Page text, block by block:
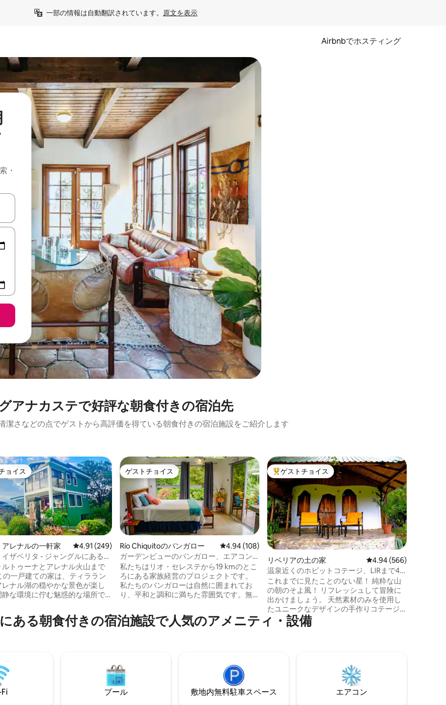
一部の情報は自動翻訳されています。 原文を表示
Airbnbでホスティング
・
移動するか、画面をタッチまたはスワイプして検索結果を確認することができます。
グアナカステで好評な朝食付きの宿泊先
潔さなどの点でゲストから高評価を得ている朝食付きの宿泊施設をご紹介します
中5.0つ星の平均評価
ョイス
ョイス
アレナルの一軒家 レビュー249件、5つ星中4.91つ星の平均評価
4.91 (249)
ザベリタ - ジャングルにある居
い隠れ家的な宿泊先（初日の朝
ルトゥーナとアレナル火山まで
の一戸建ての家は、ティララン
レナル湖の穏やかな景色が楽し
な環境に佇む魅惑的な場所で
ご用意しています！！ 2泊以上
の場合、初日の朝、最大4名様ま
ニング、温泉、雲霧林、リオ・
、さらにビーチも訪れることが
ゲストチョイス
ゲストチョイス
Río Chiquitoのバンガロー レビュー108件、5つ星中4.94つ星の平均評価
4.94 (108)
ガーデンビューのバンガロー、エアコン
付き（Poponé）
私たちはリオ・セレステから19 kmのとこ
ろにある家族経営のプロジェクトです。
私たちのバンガローは自然に囲まれてお
り、平和と調和に満ちた雰囲気です。無
に最適です。バンガローにお届けする朝
食（ヴィーガン、ベジタリアン、または
木々などを見ることができます。料金は1
人1泊あたりの料金ですのでご注意くださ
い。
大好評のゲストチョイスです。
ゲストチョイス
リベリアの土の家 レビュー566件、5つ星
4.94 (566)
温泉近くのホビットコテージ、LIRまで45
分
これまでに見たことのない星！ 純粋な山
の朝のそよ風！ リフレッシュして冒険に
出かけましょう。 天然素材のみを使用し
たユニークなデザインの手作りコテージ
で、心、体、魂を癒します。 グアナカス
テの低地を見下ろすプライベートヨガ＆
農場で、持続可能な生活に焦点を当てて
います。 速度テストで確認済みの9Mbps
のWi-Fiが利用可能。HD動画をストリーミ
ングできます。
ある朝食付きの宿泊施設で人気のアメニティ・設備
プール 敷地内無料駐⁠車ス⁠ペ⁠ー⁠ス エアコン